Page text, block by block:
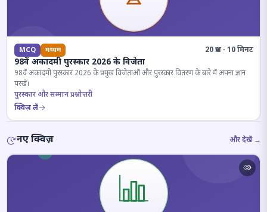
MCQ मध्यम 20 प्रश्न · 10 मिनट
98वें अकादमी पुरस्कार 2026 के विजेता
98वें अकादमी पुरस्कार 2026 के प्रमुख विजेताओं और पुरस्कार वितरण के बारे में अपना ज्ञान
परखें।
पुरस्कार और सम्मान प्रश्नोत्तरी
क्विज़ लें
नए क्विज़ और देखें →